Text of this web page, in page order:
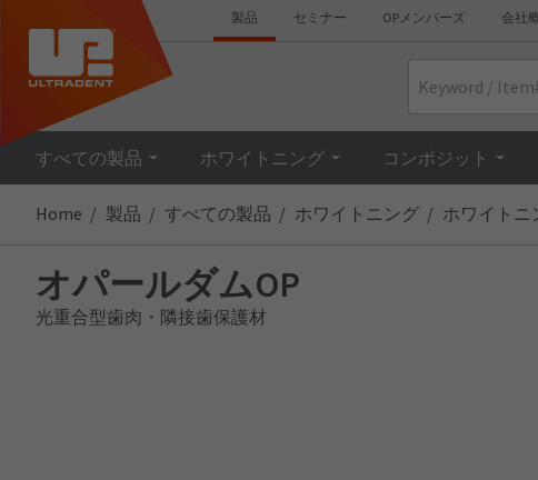
製品 セミナー OPメンバーズ 会社
すべての製品 ホワイトニング コンポジット
Home 製品 すべての製品 ホワイトニング ホワイトニ
オパールダムOP
光重合型歯肉・隣接歯保護材